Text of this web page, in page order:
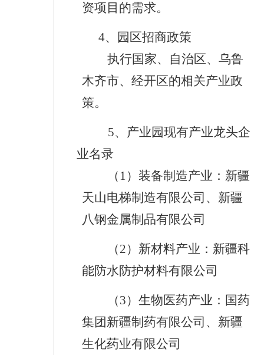
资项目的需求。
4、园区招商政策
执行国家、自治区、乌鲁
木齐市、经开区的相关产业政
策。
5、产业园现有产业龙头企
业名录
（ 1）装备制造产业：新疆
天山电梯制造有限公司、新疆
八钢金属制品有限公司
（2）新材料产业：新疆科
能防水防护材料有限公司
（3）生物医药产业：国药
集团新疆制药有限公司、新疆
生化药业有限公司